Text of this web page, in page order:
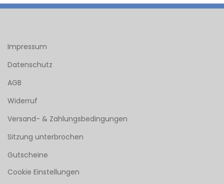
Impressum
Datenschutz
AGB
Widerruf
Versand- & Zahlungsbedingungen
Sitzung unterbrochen
Gutscheine
Cookie Einstellungen